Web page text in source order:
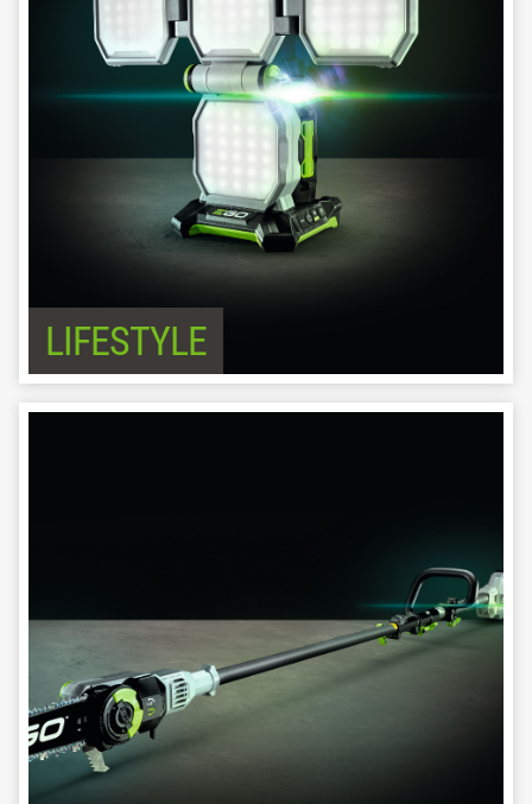
LIFESTYLE